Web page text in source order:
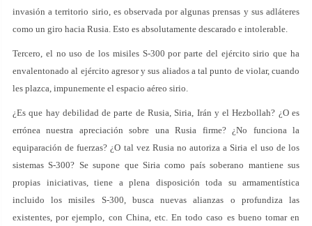
invasión a territorio sirio, es observada por algunas prensas y sus adláteres
como un giro hacia Rusia. Esto es absolutamente descarado e intolerable.
Tercero, el no uso de los misiles S-300 por parte del ejército sirio que ha
envalentonado al ejército agresor y sus aliados a tal punto de violar, cuando
les plazca, impunemente el espacio aéreo sirio.
¿Es que hay debilidad de parte de Rusia, Siria, Irán y el Hezbollah? ¿O es
errónea nuestra apreciación sobre una Rusia firme? ¿No funciona la
equiparación de fuerzas? ¿O tal vez Rusia no autoriza a Siria el uso de los
sistemas S-300? Se supone que Siria como país soberano mantiene sus
propias iniciativas, tiene a plena disposición toda su armamentística
incluido los misiles S-300, busca nuevas alianzas o profundiza las
existentes, por ejemplo, con China, etc. En todo caso es bueno tomar en